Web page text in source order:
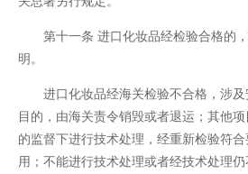
第十一条 进口化妆品经检验合格的
明。
进口化妆品经海关检验不合格，涉
目的，由海关责令销毁或者退运；其他
的监督下进行技术处理，经重新检验符
用；不能进行技术处理或者经技术处理